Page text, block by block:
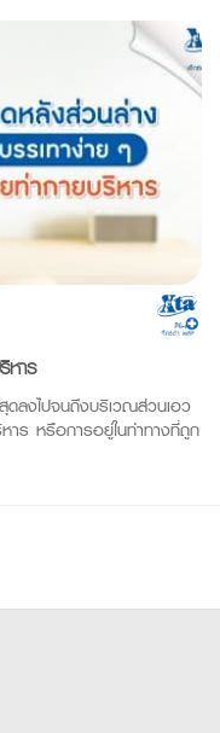
หาร
ดลงไปจนถึงบริเวณส่วนเอว
าร หรือการอยู่ในท่าทางที่ถูก